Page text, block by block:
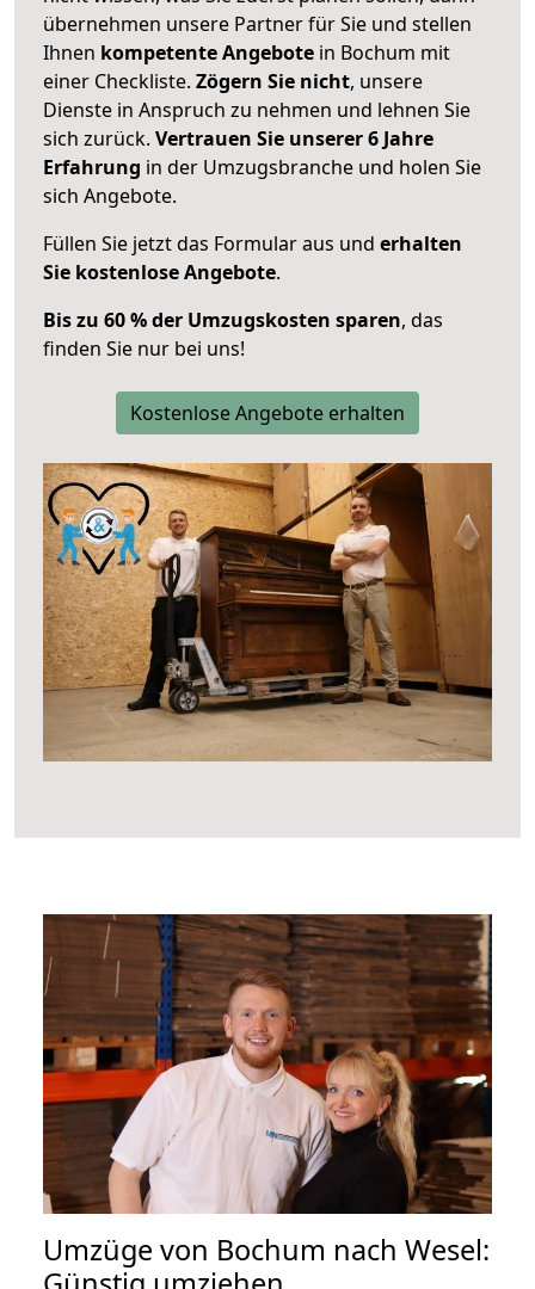
übernehmen unsere Partner für Sie und stellen
Ihnen kompetente Angebote in Bochum mit
einer Checkliste. Zögern Sie nicht, unsere
Dienste in Anspruch zu nehmen und lehnen Sie
sich zurück. Vertrauen Sie unserer 6 Jahre
Erfahrung in der Umzugsbranche und holen Sie
sich Angebote.
Füllen Sie jetzt das Formular aus und erhalten
Sie kostenlose Angebote.
Bis zu 60 % der Umzugskosten sparen, das
finden Sie nur bei uns!
Kostenlose Angebote erhalten
Umzüge von Bochum nach Wesel: